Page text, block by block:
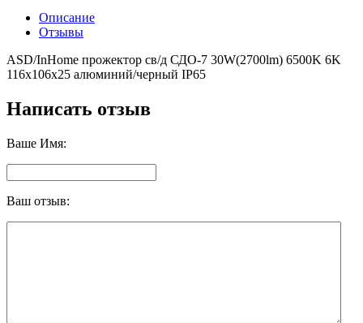
Описание
Отзывы
ASD/InHome прожектор св/д СДО-7 30W(2700lm) 6500K 6K
116x106x25 алюминий/черный IP65
Написать отзыв
Ваше Имя:
Ваш отзыв: